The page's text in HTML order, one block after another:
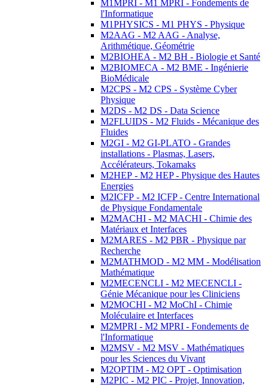
M1MPRI - M1 MPRI - Fondements de
l'Informatique
M1PHYSICS - M1 PHYS - Physique
M2AAG - M2 AAG - Analyse,
Arithmétique, Géométrie
M2BIOHEA - M2 BH - Biologie et Santé
M2BIOMECA - M2 BME - Ingénierie
BioMédicale
M2CPS - M2 CPS - Système Cyber
Physique
M2DS - M2 DS - Data Science
M2FLUIDS - M2 Fluids - Mécanique des
Fluides
M2GI - M2 GI-PLATO - Grandes
installations - Plasmas, Lasers,
Accélérateurs, Tokamaks
M2HEP - M2 HEP - Physique des Hautes
Energies
M2ICFP - M2 ICFP - Centre International
de Physique Fondamentale
M2MACHI - M2 MACHI - Chimie des
Matériaux et Interfaces
M2MARES - M2 PBR - Physique par
Recherche
M2MATHMOD - M2 MM - Modélisation
Mathématique
M2MECENCLI - M2 MECENCLI -
Génie Mécanique pour les Cliniciens
M2MOCHI - M2 MoChI - Chimie
Moléculaire et Interfaces
M2MPRI - M2 MPRI - Fondements de
l'Informatique
M2MSV - M2 MSV - Mathématiques
pour les Sciences du Vivant
M2OPTIM - M2 OPT - Optimisation
M2PIC - M2 PIC - Projet, Innovation,